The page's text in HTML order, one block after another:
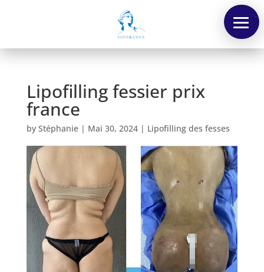
Lipofilling fessier prix
france
by Stéphanie| Mai 30, 2024| Lipofilling des fesses